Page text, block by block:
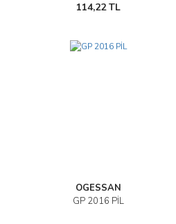
114,22 TL
OGESSAN
GP 2016 PİL